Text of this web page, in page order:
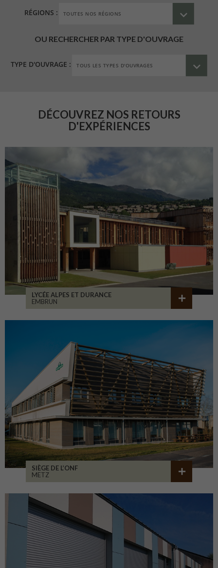
RÉGIONS :
OU RECHERCHER PAR TYPE D'OUVRAGE
TYPE D'OUVRAGE :
DÉCOUVREZ NOS RETOURS
D'EXPÉRIENCES
LYCÉE ALPES ET DURANCE
EMBRUN
SIÈGE DE L’ONF
METZ